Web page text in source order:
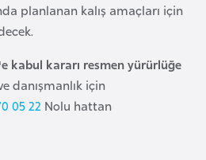
planlanan kalış amaçları için
kabul kararı resmen yürürlüğe
danışmanlık için
05 22 Nolu hattan